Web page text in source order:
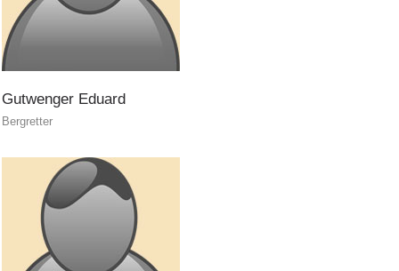
Mitgliedschaft
Gutwenger Eduard
Bergretter